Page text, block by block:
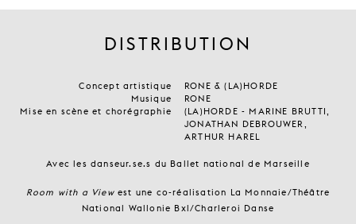
DISTRIBUTION
Concept artistique
RONE & (LA)HORDE
Musique
RONE
Mise en scène et chorégraphie
(LA)HORDE - MARINE BRUTTI,
JONATHAN DEBROUWER,
ARTHUR HAREL
Avec les danseur.se.s du Ballet national de Marseille
Room with a Viewest une co-réalisation La Monnaie/Théâtre
National Wallonie Bxl/Charleroi Danse